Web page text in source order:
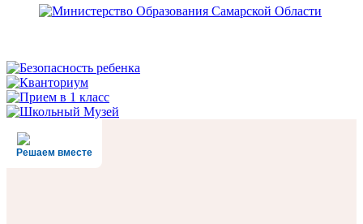
Решаем вместе